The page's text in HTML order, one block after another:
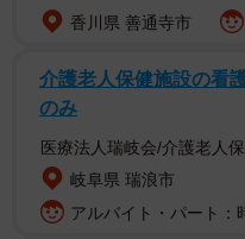
香川県 善通寺市
介護老人保健施設の看
のみ
医療法人瑞岐会/介護老人
岐阜県 瑞浪市
アルバイト・パート：